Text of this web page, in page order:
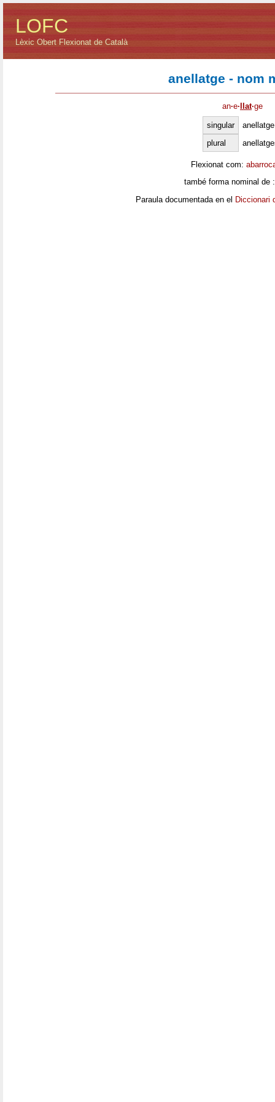
LOFC
Lèxic Obert Flexionat de Català
anellatge - nom
an·e· llat·ge
singular
anellatge
plural
Flexionat com:
també forma nominal de
Paraula documentada en el Diccionari